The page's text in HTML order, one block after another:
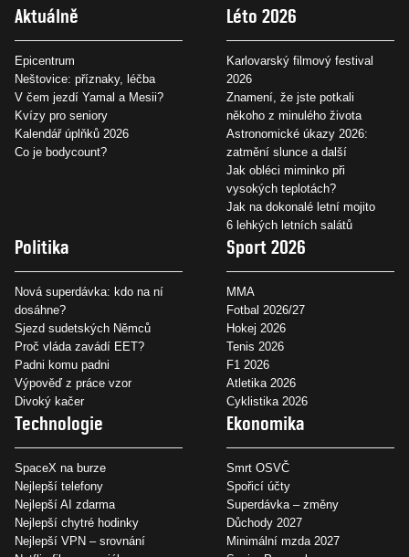
Aktuálně
Epicentrum
Neštovice: příznaky, léčba
V čem jezdí Yamal a Mesii?
Kvízy pro seniory
Kalendář úplňků 2026
Co je bodycount?
Léto 2026
Karlovarský filmový festival
2026
Znamení, že jste potkali
někoho z minulého života
Astronomické úkazy 2026:
zatmění slunce a další
Jak obléci miminko při
vysokých teplotách?
Jak na dokonalé letní mojito
6 lehkých letních salátů
Politika
Nová superdávka: kdo na ní
dosáhne?
Sjezd sudetských Němců
Proč vláda zavádí EET?
Padni komu padni
Výpověď z práce vzor
Divoký kačer
Sport 2026
MMA
Fotbal 2026/27
Hokej 2026
Tenis 2026
F1 2026
Atletika 2026
Cyklistika 2026
Technologie
SpaceX na burze
Nejlepší telefony
Nejlepší AI zdarma
Nejlepší chytré hodinky
Nejlepší VPN – srovnání
Ekonomika
Smrt OSVČ
Spořicí účty
Superdávka – změny
Důchody 2027
Minimální mzda 2027